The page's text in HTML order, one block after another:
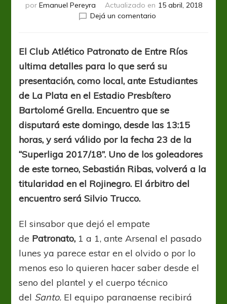
por Emanuel Pereyra Actualizado en 15 abril, 2018
Dejá un comentarioen
del
goleador
El Club Atlético Patronato de Entre Ríos
ultima detalles para lo que será su
presentación, como local, ante Estudiantes
de La Plata en el Estadio Presbítero
Bartolomé Grella. Encuentro que se
disputará este domingo, desde las 13:15
horas, y será válido por la fecha 23 de la
“Superliga 2017/18”. Uno de los goleadores
de este torneo, Sebastián Ribas, volverá a la
titularidad en el Rojinegro. El árbitro del
encuentro será Silvio Trucco.
El sinsabor que dejó el empate
de Patronato, 1 a 1, ante Arsenal el pasado
lunes ya parece estar en el olvido o por lo
menos eso lo quieren hacer saber desde el
seno del plantel y el cuerpo técnico
del Santo. El equipo paranaense recibirá